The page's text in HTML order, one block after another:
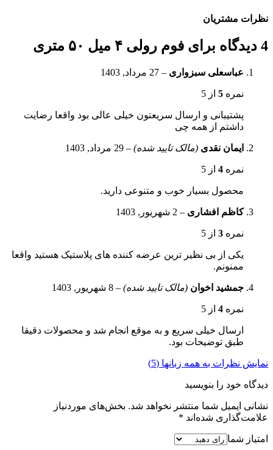
نظرات مشتریان
4 دیدگاه برای فوم رولی ۴ میل ۵۰ متری
عباسعلی سبزواری – 27 مرداد, 1403
نمره 5 از 5
پشتیبانی و ارسال سریعتون خیلی عالی بود واقعا رضایت
داشتم از همه چی
ایمان نقدی (مالک تایید شده) – 29 مرداد, 1403
نمره 4 از 5
محصول بسیار خوب و متنوعی دارید.
کاظم افشاری – 2 شهریور, 1403
نمره 3 از 5
یکی از بی نظیر ترین عرضه کننده های پلاستیک هستید واقعا
ممنونم.
جمشید اخوان (مالک تایید شده) – 8 شهریور, 1403
نمره 4 از 5
ارسال خیلی سریع و به موقع انجام شد و محصولات دقیقا
طبق توضیحات بود.
نمایش نظرات به همه زبانها (5)
دیدگاه خود را بنویسید
نشانی ایمیل شما منتشر نخواهد شد. بخش‌های موردنیاز
علامت‌گذاری شده‌اند *
امتیاز شما